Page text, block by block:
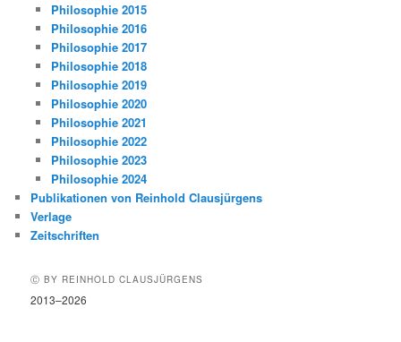
Philosophie 2015
Philosophie 2016
Philosophie 2017
Philosophie 2018
Philosophie 2019
Philosophie 2020
Philosophie 2021
Philosophie 2022
Philosophie 2023
Philosophie 2024
Publikationen von Reinhold Clausjürgens
Verlage
Zeitschriften
Ⓒ BY REINHOLD CLAUSJÜRGENS
2013–2026